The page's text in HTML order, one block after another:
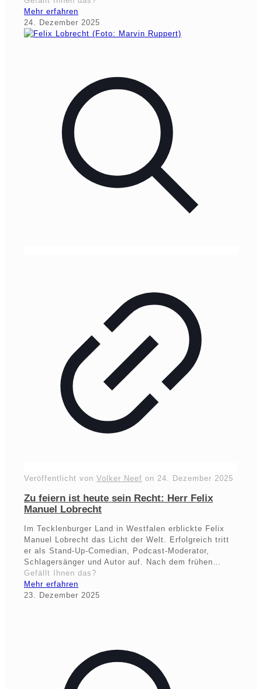
Mehr erfahren
24. Dezember 2025
Veröffentlicht von Volker Neef on 24. Dezember 2025
Zu feiern ist heute sein Recht: Herr Felix
Manuel Lobrecht
Im Tecklenburger Land in Westfalen erblickte Felix
Manuel Lobrecht das Licht der Welt. Erfolgreich tritt
er als Stand-Up-Comedian, Podcast-Moderator,
Schlagersänger und Autor auf. Nach dem frühen…
Gefällt Ihnen das?
Mehr erfahren
23. Dezember 2025